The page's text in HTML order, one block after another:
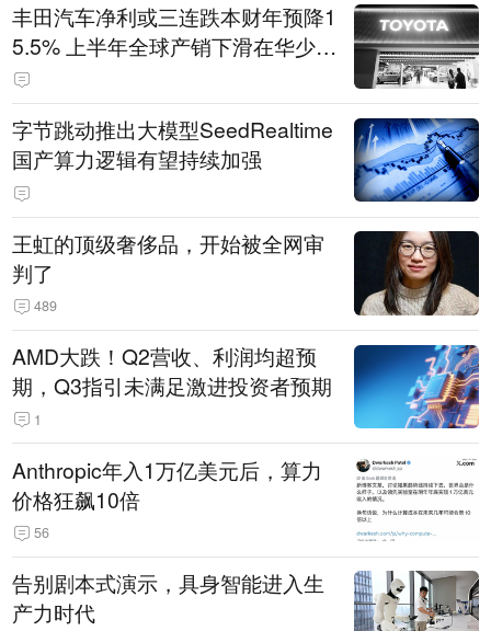
丰田汽车净利或三连跌本财年预降1
5.5% 上半年全球产销下滑在华少卖
14.3万辆
字节跳动推出大模型SeedRealtime
国产算力逻辑有望持续加强
王虹的顶级奢侈品，开始被全网审
判了
489
AMD大跌！Q2营收、利润均超预
期，Q3指引未满足激进投资者预期
1
Anthropic年入1万亿美元后，算力
价格狂飙10倍
56
告别剧本式演示，具身智能进入生
产力时代